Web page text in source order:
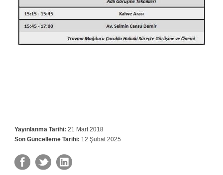
Yayınlanma Tarihi: 21 Mart 2018
Son Güncelleme Tarihi: 12 Şubat 2025